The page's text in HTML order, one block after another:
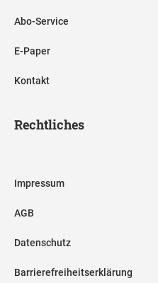
Abo-Service
E-Paper
Kontakt
Rechtliches
Impressum
AGB
Datenschutz
Barrierefreiheitserklärung